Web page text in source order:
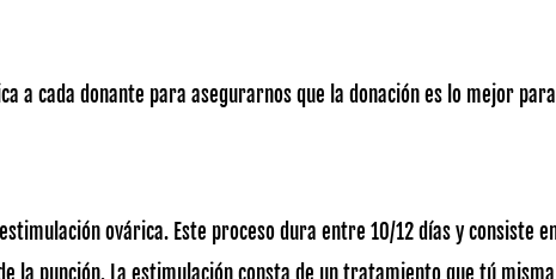
a cada donante para asegurarnos que la donación es lo mejor
ovárica. Este proceso dura entre 10/12 días y consiste
punción. La estimulación consta de un tratamiento que tú